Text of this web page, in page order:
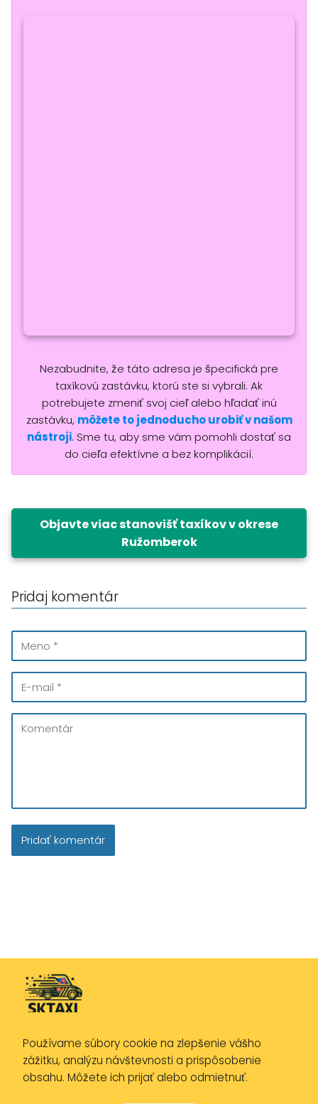
Nezabudnite, že táto adresa je špecifická pre
taxíkovú zastávku, ktorú ste si vybrali. Ak
potrebujete zmeniť svoj cieľ alebo hľadať inú
zastávku, môžete to jednoducho urobiť v našom
nástroji. Sme tu, aby sme vám pomohli dostať sa
do cieľa efektívne a bez komplikácií.
Objavte viac stanovišť taxíkov v okrese
Ružomberok
Pridaj komentár
Zásady ochrany osobných údajov
Zásady používania cookies
Používame súbory cookie na zlepšenie vášho
zážitku, analýzu návštevnosti a prispôsobenie
obsahu. Môžete ich prijať alebo odmietnuť.